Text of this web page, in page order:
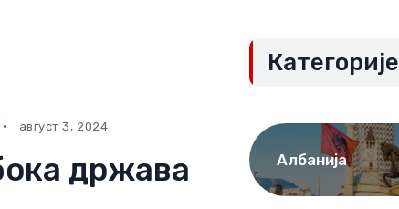
август 3, 2024
држава
Категорије
Албанија